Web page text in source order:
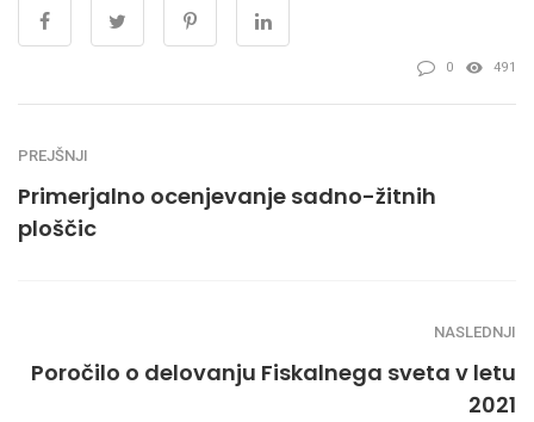
0 491
PREJŠNJI
Primerjalno ocenjevanje sadno-žitnih
ploščic
NASLEDNJI
Poročilo o delovanju Fiskalnega sveta v letu
2021